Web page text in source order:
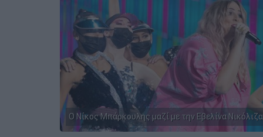
O Νίκος Μπάρκουλης μαζί με την Εβελίνα